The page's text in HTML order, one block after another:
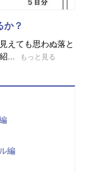
か？
えても思わぬ落と
...
もっと見る
編